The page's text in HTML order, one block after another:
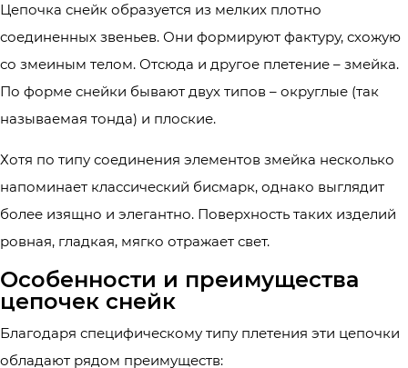
Цепочка снейк образуется из мелких плотно
соединенных звеньев. Они формируют фактуру, схожую
со змеиным телом. Отсюда и другое плетение – змейка.
По форме снейки бывают двух типов – округлые (так
называемая тонда) и плоские.
Хотя по типу соединения элементов змейка несколько
напоминает классический бисмарк, однако выглядит
более изящно и элегантно. Поверхность таких изделий
ровная, гладкая, мягко отражает свет.
Особенности и преимущества
цепочек снейк
Благодаря специфическому типу плетения эти цепочки
обладают рядом преимуществ: